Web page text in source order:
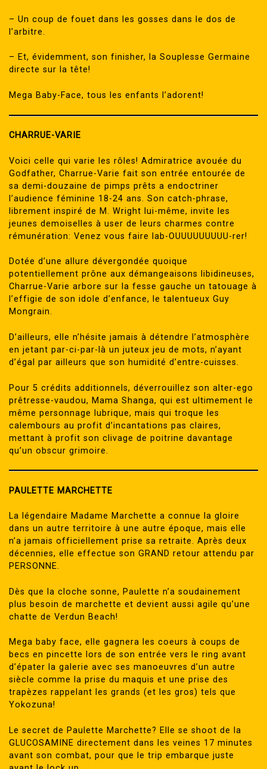
– Un coup de fouet dans les gosses dans le dos de
l’arbitre.
– Et, évidemment, son finisher, la Souplesse Germaine
directe sur la tête!
Mega Baby-Face, tous les enfants l’adorent!
CHARRUE-VARIE
Voici celle qui varie les rôles! Admiratrice avouée du
Godfather, Charrue-Varie fait son entrée entourée de
sa demi-douzaine de pimps prêts a endoctriner
l’audience féminine 18-24 ans. Son catch-phrase,
librement inspiré de M. Wright lui-même, invite les
jeunes demoiselles à user de leurs charmes contre
rémunération: Venez vous faire lab-OUUUUUUUUU-rer!
Dotée d’une allure dévergondée quoique
potentiellement prône aux démangeaisons libidineuses,
Charrue-Varie arbore sur la fesse gauche un tatouage à
l’effigie de son idole d’enfance, le talentueux Guy
Mongrain.
D’ailleurs, elle n’hésite jamais à détendre l’atmosphère
en jetant par-ci-par-là un juteux jeu de mots, n’ayant
d’égal par ailleurs que son humidité d’entre-cuisses.
Pour 5 crédits additionnels, déverrouillez son alter-ego
prêtresse-vaudou, Mama Shanga, qui est ultimement le
même personnage lubrique, mais qui troque les
calembours au profit d’incantations pas claires,
mettant à profit son clivage de poitrine davantage
qu’un obscur grimoire.
PAULETTE MARCHETTE
La légendaire Madame Marchette a connue la gloire
dans un autre territoire à une autre époque, mais elle
n’a jamais officiellement prise sa retraite. Après deux
décennies, elle effectue son GRAND retour attendu par
PERSONNE.
Dès que la cloche sonne, Paulette n’a soudainement
plus besoin de marchette et devient aussi agile qu’une
chatte de Verdun Beach!
Mega baby face, elle gagnera les coeurs à coups de
becs en pincette lors de son entrée vers le ring avant
d’épater la galerie avec ses manoeuvres d’un autre
siècle comme la prise du maquis et une prise des
trapèzes rappelant les grands (et les gros) tels que
Yokozuna!
Le secret de Paulette Marchette? Elle se shoot de la
GLUCOSAMINE directement dans les veines 17 minutes
avant son combat, pour que le trip embarque juste